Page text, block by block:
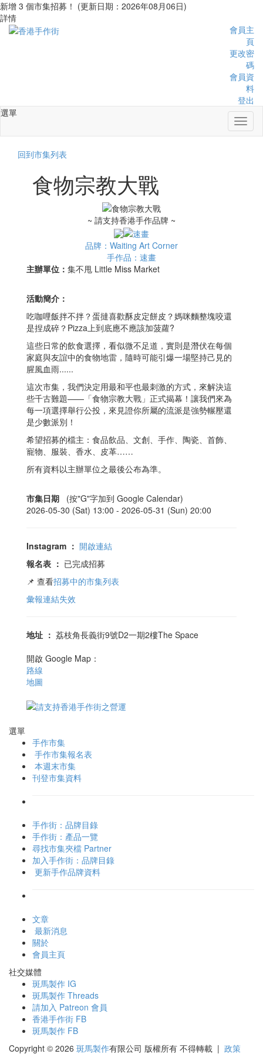
新增 3 個市集招募！ (更新日期：2026年08月06日)
詳情
會員主
頁
更改密
碼
會員資
料
登出
選單
回到市集列表
食物宗教大戰
~ 請支持香港手作品牌 ~
品牌：Waiting Art Corner
手作品：速畫
主辦單位： 集不甩 Little Miss Market
活動簡介：
吃咖哩飯拌不拌？蛋撻喜歡酥皮定餅皮？媽咪麵整塊咬還
是捏成碎？Pizza上到底應不應該加菠蘿?
這些日常的飲食選擇，看似微不足道，實則是潛伏在每個
家庭與友誼中的食物地雷，隨時可能引爆一場堅持己見的
腥風血雨......
這次市集，我們決定用最和平也最刺激的方式，來解決這
些千古難題——「食物宗教大戰」正式揭幕！讓我們來為
每一項選擇舉行公投，來見證你所屬的流派是強勢輾壓還
是少數派別！
希望招募的檔主：食品飲品、文創、手作、陶瓷、首飾、
寵物、服裝、香水、皮革……
所有資料以主辦單位之最後公布為準。
市集日期
(按"G"字加到 Google Calendar)
2026-05-30 (Sat) 13:00 - 2026-05-31 (Sun) 20:00
Instagram ： 開啟連結
報名表 ： 已完成招募
📌 查看招募中的市集列表
彙報連結失效
地址 ： 荔枝角長義街9號D2一期2樓The Space
開啟 Google Map：
路線
地圖
選單
手作市集
手作市集報名表
本週末市集
刊登市集資料
手作街：品牌目錄
手作街：產品一覽
尋找市集夾檔 Partner
加入手作街：品牌目錄
更新手作品牌資料
文章
最新消息
關於
會員主頁
社交媒體
斑馬製作 IG
斑馬製作 Threads
請加入 Patreon 會員
香港手作街 FB
斑馬製作 FB
Copyright © 2026 斑馬製作有限公司 版權所有 不得轉載 | 政策